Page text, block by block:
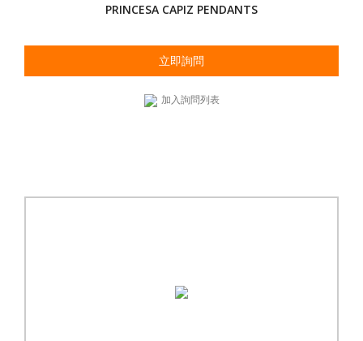
PRINCESA CAPIZ PENDANTS
立即詢問
加入詢問列表